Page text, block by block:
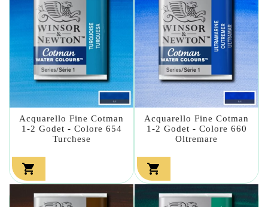
Acquarello Fine Cotman
1-2 Godet - Colore 654
Turchese

Acquarello Fine Cotman
1-2 Godet - Colore 660
Oltremare
